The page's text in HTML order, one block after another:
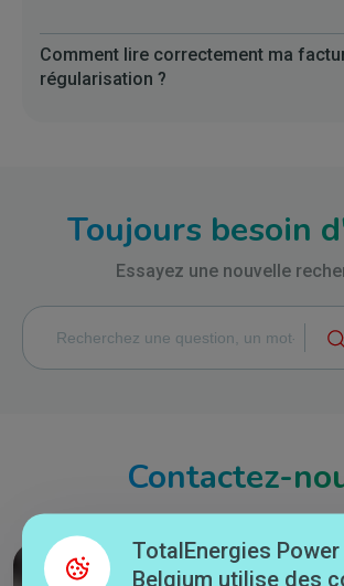
Comment lire correctement ma
régularisation ?
Toujours besoin
Essayez une nouvelle
Contactez-
TotalEnergies Power
Belgium utilise des